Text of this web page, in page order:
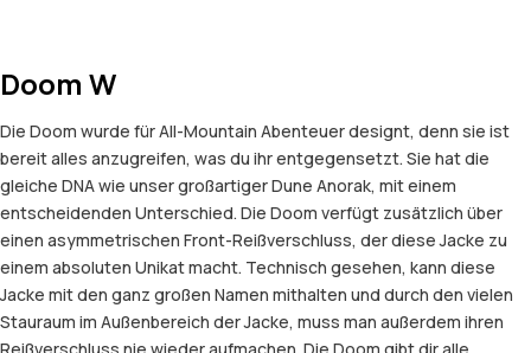
Doom W
Die Doom wurde für All-Mountain Abenteuer designt, denn sie ist
bereit alles anzugreifen, was du ihr entgegensetzt. Sie hat die
gleiche DNA wie unser großartiger Dune Anorak, mit einem
entscheidenden Unterschied. Die Doom verfügt zusätzlich über
einen asymmetrischen Front-Reißverschluss, der diese Jacke zu
einem absoluten Unikat macht. Technisch gesehen, kann diese
Jacke mit den ganz großen Namen mithalten und durch den vielen
Stauraum im Außenbereich der Jacke, muss man außerdem ihren